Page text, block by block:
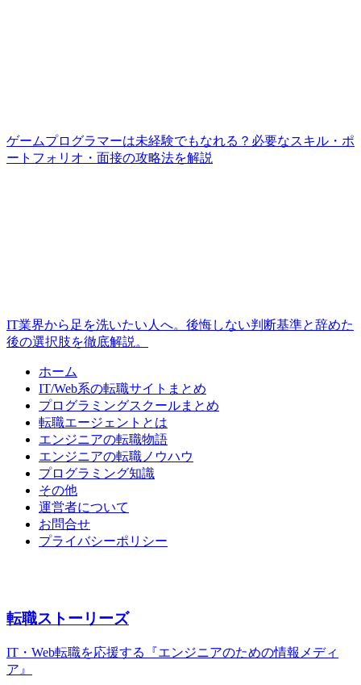
ゲームプログラマーは未経験でもなれる？必要なスキル・ポ
ートフォリオ・面接の攻略法を解説
IT業界から足を洗いたい人へ。後悔しない判断基準と辞めた
後の選択肢を徹底解説。
ホーム
IT/Web系の転職サイトまとめ
プログラミングスクールまとめ
転職エージェントとは
エンジニアの転職物語
エンジニアの転職ノウハウ
プログラミング知識
その他
運営者について
お問合せ
プライバシーポリシー
転職ストーリーズ
IT・Web転職を応援する『エンジニアのための情報メディ
ア』